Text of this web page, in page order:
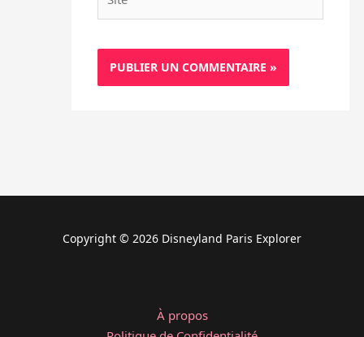
Copyright © 2026 Disneyland Paris Explorer
À propos